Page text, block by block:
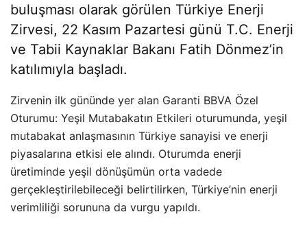
buluşması olarak görülen Türkiye Enerji
Zirvesi, 22 Kasım Pazartesi günü T.C. Enerji
ve Tabii Kaynaklar Bakanı Fatih Dönmez’in
katılımıyla başladı.
Zirvenin ilk gününde yer alan Garanti BBVA Özel
Oturumu: Yeşil Mutabakatın Etkileri oturumunda, yeşil
mutabakat anlaşmasının Türkiye sanayisi ve enerji
piyasalarına etkisi ele alındı. Oturumda enerji
üretiminde yeşil dönüşümün orta vadede
gerçekleştirilebileceği belirtilirken, Türkiye’nin enerji
verimliliği sorununa da vurgu yapıldı.